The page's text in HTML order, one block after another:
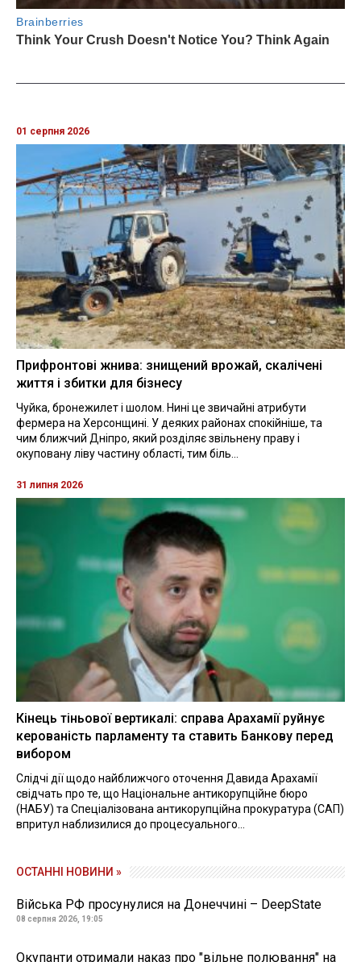
01 серпня 2026
Прифронтові жнива: знищений врожай, скалічені
життя і збитки для бізнесу
Чуйка, бронежилет і шолом. Нині це звичайні атрибути
фермера на Херсонщині. У деяких районах спокійніше, та
чим ближчий Дніпро, який розділяє звільнену праву і
окуповану ліву частину області, тим біль...
31 липня 2026
Кінець тіньової вертикалі: справа Арахамії руйнує
керованість парламенту та ставить Банкову перед
вибором
Слідчі дії щодо найближчого оточення Давида Арахамії
свідчать про те, що Національне антикорупційне бюро
(НАБУ) та Спеціалізована антикорупційна прокуратура (САП)
впритул наблизилися до процесуального...
ОСТАННІ НОВИНИ »
Війська РФ просунулися на Донеччині – DeepState
08 серпня 2026, 19:05
Окупанти отримали наказ про "вільне полювання" на